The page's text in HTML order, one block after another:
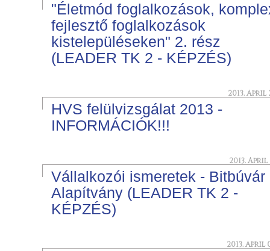
"Életmód foglalkozások,
fejlesztő foglalkozások
kistelepüléseken" 2. rész
(LEADER TK 2 - KÉPZÉS)
2013. April
HVS felülvizsgálat 2013 -
INFORMÁCIÓK!!!
2013. April
Vállalkozói ismeretek - Bitbúvár
Alapítvány (LEADER TK 2 -
KÉPZÉS)
2013. April